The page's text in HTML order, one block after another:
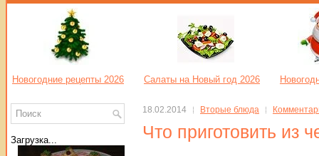
Новогодние рецепты 2026 Салаты на Новый год 2026
18.02.2014 Вторые блюда
Что приготовить из
Загрузка...